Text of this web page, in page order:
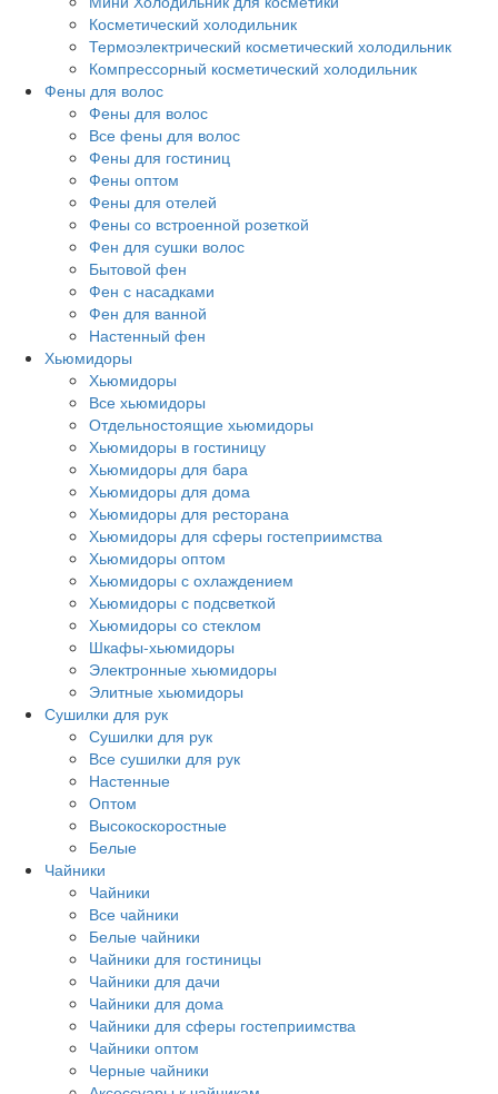
Косметический холодильник
Термоэлектрический косметический холодильник
Компрессорный косметический холодильник
Фены для волос
Фены для волос
Все фены для волос
Фены для гостиниц
Фены оптом
Фены для отелей
Фены со встроенной розеткой
Фен для сушки волос
Бытовой фен
Фен с насадками
Фен для ванной
Настенный фен
Хьюмидоры
Хьюмидоры
Все хьюмидоры
Отдельностоящие хьюмидоры
Хьюмидоры в гостиницу
Хьюмидоры для бара
Хьюмидоры для дома
Хьюмидоры для ресторана
Хьюмидоры для сферы гостеприимства
Хьюмидоры оптом
Хьюмидоры с охлаждением
Хьюмидоры с подсветкой
Хьюмидоры со стеклом
Шкафы-хьюмидоры
Электронные хьюмидоры
Элитные хьюмидоры
Сушилки для рук
Сушилки для рук
Все сушилки для рук
Настенные
Оптом
Высокоскоростные
Белые
Чайники
Чайники
Все чайники
Белые чайники
Чайники для гостиницы
Чайники для дачи
Чайники для дома
Чайники для сферы гостеприимства
Чайники оптом
Черные чайники